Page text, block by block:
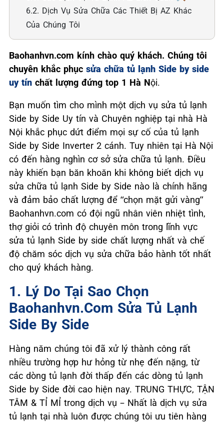
6.2. Dịch Vụ Sửa Chữa Các Thiết Bị AZ Khác
Của Chúng Tôi
Baohanhvn.com kính chào quý khách. Chúng tôi
chuyên khắc phục sửa chữa tủ lạnh Side by side
uy tín chất lượng đứng top 1 Hà Nội.
Bạn muốn tìm cho mình một dịch vụ sửa tủ lạnh
Side by Side Uy tín và Chuyên nghiệp tại nhà Hà
Nội khắc phục dứt điểm mọi sự cố của tủ lạnh
Side by Side Inverter 2 cánh. Tuy nhiên tại Hà Nội
có đến hàng nghìn cơ sở sửa chữa tủ lạnh. Điều
này khiến bạn băn khoăn khi không biết dịch vụ
sửa chữa tủ lạnh Side by Side nào là chính hãng
và đảm bảo chất lượng để “chọn mặt gửi vàng”
Baohanhvn.com có đội ngũ nhân viên nhiệt tình,
thợ giỏi có trình độ chuyên môn trong lĩnh vực
sửa tủ lạnh Side by side chất lượng nhất và chế
độ chăm sóc dịch vụ sửa chữa bảo hành tốt nhất
cho quý khách hàng.
1. Lý Do Tại Sao Chọn
Baohanhvn.com Sửa Tủ Lạnh
Side By Side
Hàng năm chúng tôi đã xử lý thành công rất
nhiều trường hợp hư hỏng từ nhẹ đến nặng, từ
các dòng tủ lạnh đời thấp đến các dòng tủ lạnh
Side by Side đời cao hiện nay. TRUNG THỰC, TẬN
TÂM & TỈ MỈ trong dịch vụ – Nhất là dịch vụ sửa
tủ lạnh tại nhà luôn được chúng tôi ưu tiên hàng